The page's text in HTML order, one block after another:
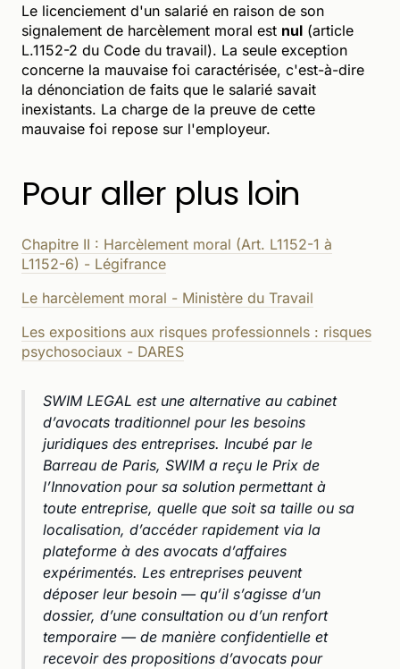
Le licenciement d'un salarié en raison de son
signalement de harcèlement moral est nul (article
L.1152-2 du Code du travail). La seule exception
concerne la mauvaise foi caractérisée, c'est-à-dire
la dénonciation de faits que le salarié savait
inexistants. La charge de la preuve de cette
mauvaise foi repose sur l'employeur.
Pour aller plus loin
Chapitre II : Harcèlement moral (Art. L1152-1 à
L1152-6) - Légifrance
Le harcèlement moral - Ministère du Travail
Les expositions aux risques professionnels : risques
psychosociaux - DARES
SWIM LEGAL est une alternative au cabinet
d’avocats traditionnel pour les besoins
juridiques des entreprises. Incubé par le
Barreau de Paris, SWIM a reçu le Prix de
l’Innovation pour sa solution permettant à
toute entreprise, quelle que soit sa taille ou sa
localisation, d’accéder rapidement via la
plateforme à des avocats d’affaires
expérimentés. Les entreprises peuvent
déposer leur besoin — qu’il s’agisse d’un
dossier, d’une consultation ou d’un renfort
temporaire — de manière confidentielle et
recevoir des propositions d’avocats pour